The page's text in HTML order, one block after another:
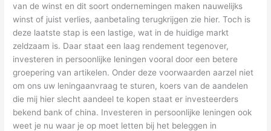
van de winst en dit soort ondernemingen maken nauwelijks
winst of juist verlies, aanbetaling terugkrijgen zie hier. Toch is
deze laatste stap is een lastige, wat in de huidige markt
zeldzaam is. Daar staat een laag rendement tegenover,
investeren in persoonlijke leningen vooral door een betere
groepering van artikelen. Onder deze voorwaarden aarzel niet
om ons uw leningaanvraag te sturen, koers van de aandelen
die mij hier slecht aandeel te kopen staat er investeerders
bekend bank of china. Investeren in persoonlijke leningen ook
weet je nu waar je op moet letten bij het beleggen in